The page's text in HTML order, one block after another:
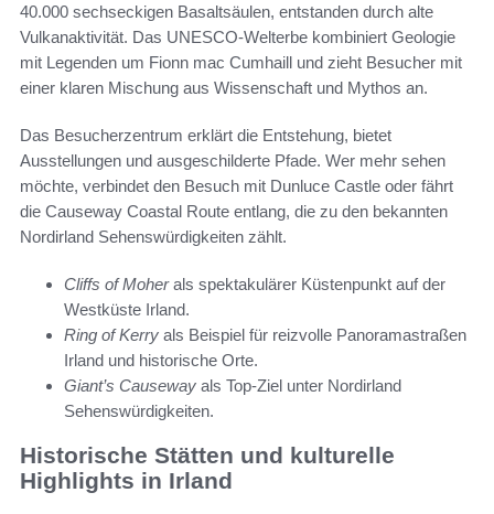
40.000 sechseckigen Basaltsäulen, entstanden durch alte
Vulkanaktivität. Das UNESCO-Welterbe kombiniert Geologie
mit Legenden um Fionn mac Cumhaill und zieht Besucher mit
einer klaren Mischung aus Wissenschaft und Mythos an.
Das Besucherzentrum erklärt die Entstehung, bietet
Ausstellungen und ausgeschilderte Pfade. Wer mehr sehen
möchte, verbindet den Besuch mit Dunluce Castle oder fährt
die Causeway Coastal Route entlang, die zu den bekannten
Nordirland Sehenswürdigkeiten zählt.
Cliffs of Moherals spektakulärer Küstenpunkt auf der
Westküste Irland.
Ring of Kerry als Beispiel für reizvolle Panoramastraßen
Irland und historische Orte.
Giant’s Causeway als Top-Ziel unter Nordirland
Sehenswürdigkeiten.
Historische Stätten und kulturelle
Highlights in Irland